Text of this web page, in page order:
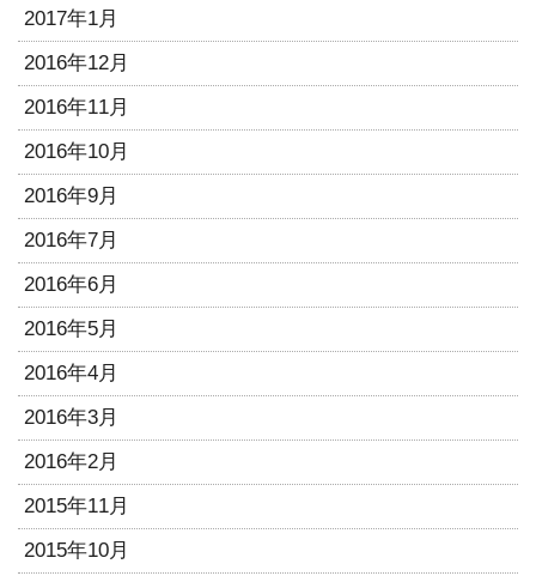
2017年1月
2016年12月
2016年11月
2016年10月
2016年9月
2016年7月
2016年6月
2016年5月
2016年4月
2016年3月
2016年2月
2015年11月
2015年10月